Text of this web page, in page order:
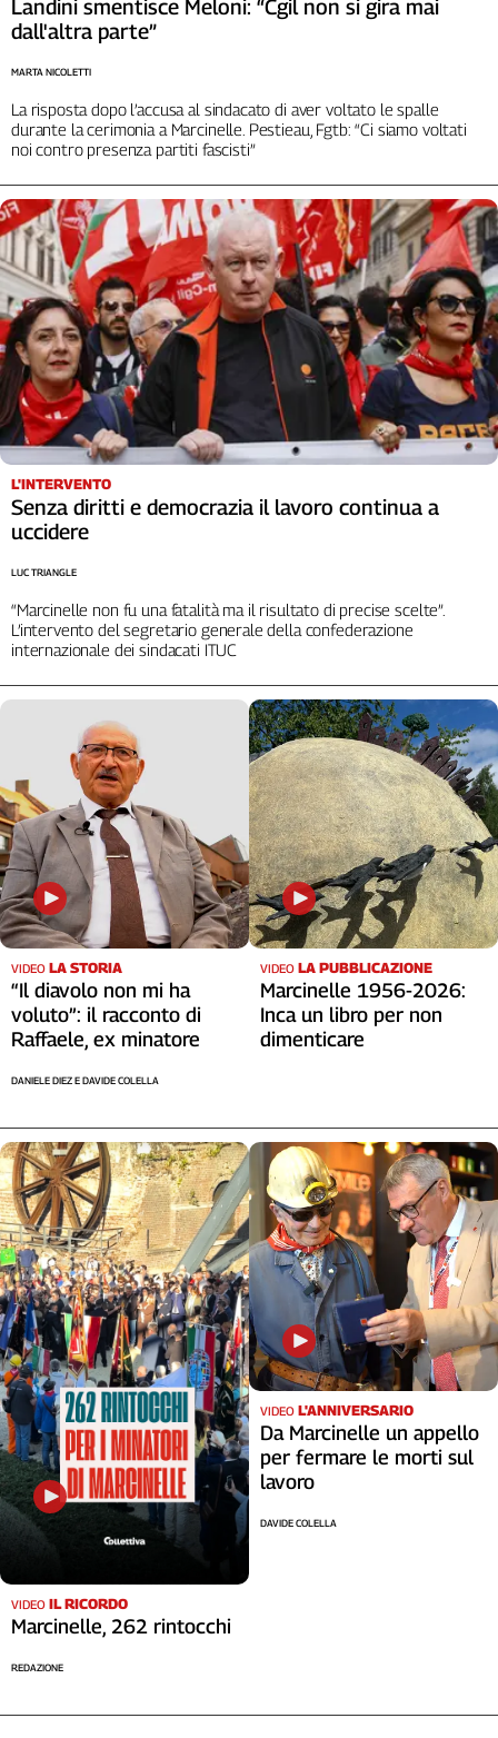
Liguria
Lombardia
Puglia
Sardegna
Toscana
Trentino
Umbria
Valle
D'Aosta
Veneto
Archivio
Storico
1955-
2014
Cerca
Contatti
La
Newsletter
Social
Landini smentisce Meloni: “Cgil non si gira mai
dall'altra parte”
La risposta dopo l’accusa al sindacato di aver voltato le spalle
durante la cerimonia a Marcinelle. Pestieau, Fgtb: “Ci siamo voltati
noi contro presenza partiti fascisti”
MARTA NICOLETTI
L'INTERVENTO
Senza diritti e democrazia il lavoro continua a
uccidere
“Marcinelle non fu una fatalità ma il risultato di precise scelte”.
L’intervento del segretario generale della confederazione
internazionale dei sindacati ITUC
LUC TRIANGLE
VIDEO LA STORIA
“Il diavolo non mi ha
voluto”: il racconto di
Raffaele, ex minatore
DANIELE DIEZ E DAVIDE COLELLA
VIDEO LA PUBBLICAZIONE
Marcinelle 1956-2026:
Inca un libro per non
dimenticare
VIDEO IL RICORDO
Marcinelle, 262 rintocchi
REDAZIONE
VIDEO L'ANNIVERSARIO
Da Marcinelle un appello
per fermare le morti sul
lavoro
DAVIDE COLELLA